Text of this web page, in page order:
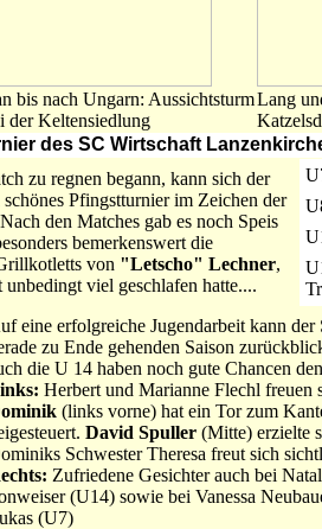
bis nach Ungarn: Aussichtsturm
der Keltensiedlung
Lang
des SC Wirtschaft
zu regnen begann, kann sich der
Pfingstturnier im Zeichen der
den Matches gab es noch Speis
bemerkenswert die
von "Letscho" Lechner,
viel geschlafen hatte....
eine erfolgreiche Jugendarbeit kann
zu Ende gehenden Saison
die U 14 haben noch gute Chancen
Herbert und Marianne Flechl freuen
(links vorne) hat ein Tor zum
David Spuller (Mitte) erzielte
Schwester Theresa freut sich
Zufriedene Gesichter auch bei
(U14) sowie bei Vanessa
(U7)